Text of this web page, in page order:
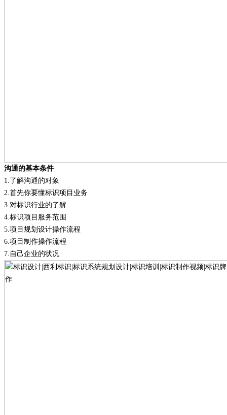
沟通的基本条件
1. 了解沟通的对象
2. 首先你要懂标识项目业务
3. 对标识行业的了解
4. 标识项目服务范围
5. 项目规划设计操作流程
6. 项目制作操作流程
7. 自己企业的状况